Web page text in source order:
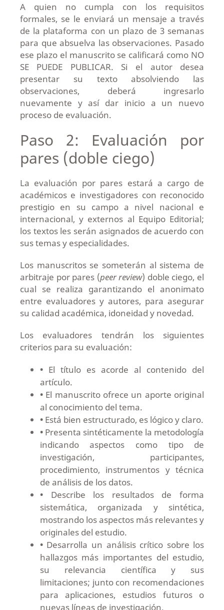
A quien no cumpla con los requisitos
formales, se le enviará un mensaje a través
de la plataforma con un plazo de 3 semanas
para que absuelva las observaciones. Pasado
ese plazo el manuscrito se calificará como NO
SE PUEDE PUBLICAR. Si el autor desea
presentar su texto absolviendo las
observaciones, deberá ingresarlo
nuevamente y así dar inicio a un nuevo
proceso de evaluación.
Paso 2: Evaluación por
pares (doble ciego)
La evaluación por pares estará a cargo de
académicos e investigadores con reconocido
prestigio en su campo a nivel nacional e
internacional, y externos al Equipo Editorial;
los textos les serán asignados de acuerdo con
sus temas y especialidades.
Los manuscritos se someterán al sistema de
arbitraje por pares (peer review) doble ciego, el
cual se realiza garantizando el anonimato
entre evaluadores y autores, para asegurar
su calidad académica, idoneidad y novedad.
Los evaluadores tendrán los siguientes
criterios para su evaluación:
•El título es acorde al contenido del
artículo.
•El manuscrito ofrece un aporte original
al conocimiento del tema.
•Está bien estructurado, es lógico y claro.
•Presenta sintéticamente la metodología
indicando aspectos como tipo de
investigación, participantes,
procedimiento, instrumentos y técnica
de análisis de los datos.
•Describe los resultados de forma
sistemática, organizada y sintética,
mostrando los aspectos más relevantes y
originales del estudio.
•Desarrolla un análisis crítico sobre los
hallazgos más importantes del estudio,
su relevancia científica y sus
limitaciones; junto con recomendaciones
para aplicaciones, estudios futuros o
nuevas líneas de investigación.